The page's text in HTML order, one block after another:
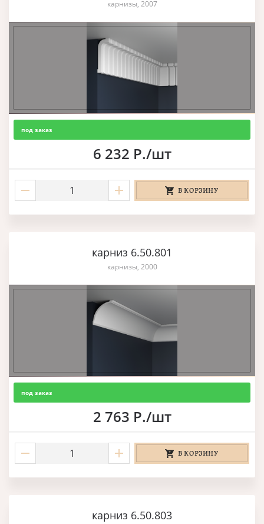
карнизы, 2007
под заказ
6 232 Р./шт
В КОРЗИНУ
карниз 6.50.801
карнизы, 2000
под заказ
2 763 Р./шт
В КОРЗИНУ
карниз 6.50.803